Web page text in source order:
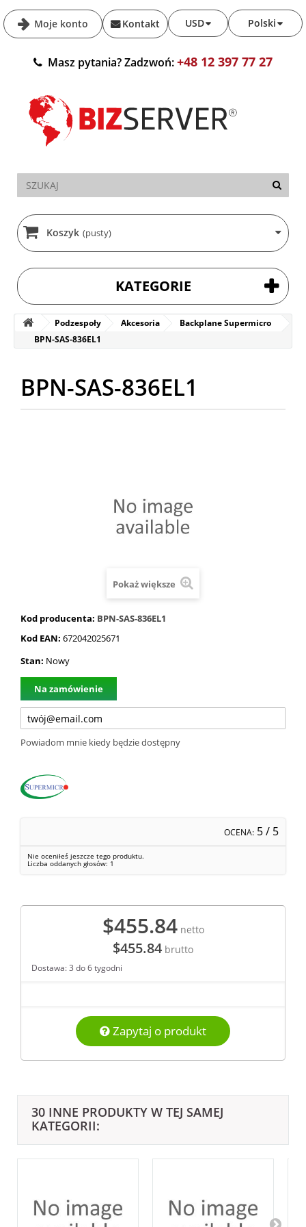
Moje konto Polski
USD
Kontakt
Masz pytania? Zadzwoń:+48 12 397 77 27
Koszyk (pusty)
KATEGORIE
Podzespoły Akcesoria
Backplane Supermicro
BPN-SAS-836EL1
BPN-SAS-836EL1
Pokaż większe
Kod producenta: BPN-SAS-836EL1
Kod EAN: 672042025671
Stan: Nowy
Na zamówienie
Powiadom mnie kiedy będzie dostępny
OCENA: 5/ 5
Nie oceniłeś jeszcze tego produktu.
Liczba oddanych głosów: 1
$455.84netto
$455.84 brutto
Dostawa: 3 do 6 tygodni
Zapytaj o produkt
30 INNE PRODUKTY W TEJ SAMEJ
KATEGORII: